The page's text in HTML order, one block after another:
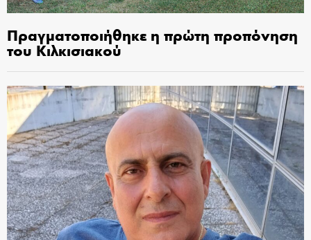
Πραγματοποιήθηκε η πρώτη προπόνηση
του Κιλκισιακού